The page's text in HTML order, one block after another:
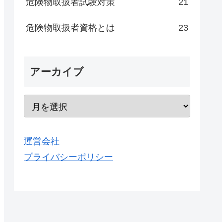
危険物取扱者資格とは 23
アーカイブ
運営会社
プライバシーポリシー